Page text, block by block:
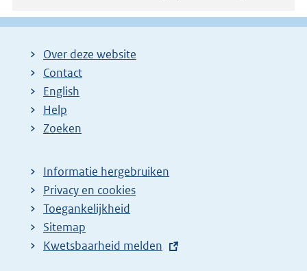
Over deze website
Contact
English
Help
Zoeken
Informatie hergebruiken
Privacy en cookies
Toegankelijkheid
Sitemap
E
Kwetsbaarheid melden